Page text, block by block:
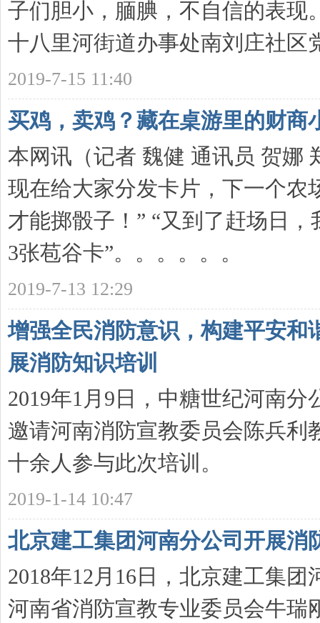
子们胆小，腼腆，不自信的表现
十八里河街道办事处南刘庄社区
2019-7-15 11:40
买鸡，卖鸡？藏在桌游里的财商
本网讯（记者 魏健 通讯员 贺娜
现在给大家分发卡片，下一个农
才能掷骰子！” “又到了赶场日
3张苞谷卡”。。。。。。
2019-7-13 12:29
增强全民消防意识，构建平安和
展消防知识培训
2019年1月9日，中糖世纪河南
邀请河南消防宣教委员会陈兵利
十余人参与此次培训。
2019-1-14 10:47
北京建工集团河南分公司开展消
2018年12月16日，北京建工集
河南省消防宣教专业委员会牛瑞